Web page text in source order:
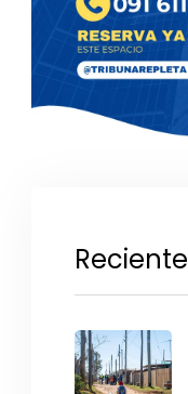
Reciente